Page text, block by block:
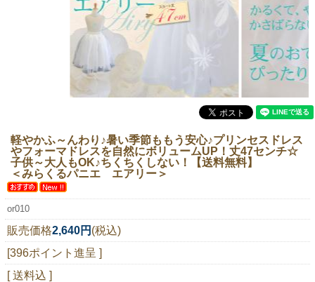
軽やかふ～んわり♪暑い季節ももう安心♪プリンセスドレス
やフォーマドレスを自然にボリュームUP！丈47センチ☆
子供～大人もOK♪ちくちくしない！【送料無料】
＜みらくるパニエ エアリー＞
or010
販売価格2,640円 (税込)
[396ポイント進呈 ]
[ 送料込 ]
返品・交換
サイズの測り方
よくあるご質問
レビューを見る
ブログ
ニュースレター購読
マイページログイン
お問い合わせ